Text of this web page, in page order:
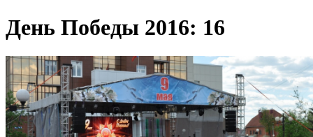
День Победы 2016: 16